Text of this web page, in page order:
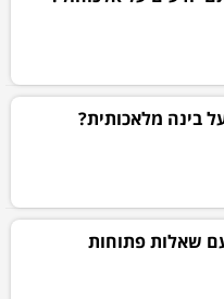
בינה מלאכותית?
שאלות פתוחות